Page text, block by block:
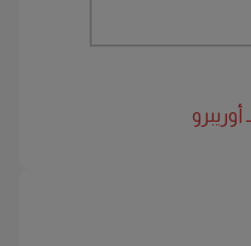
أوريبرو